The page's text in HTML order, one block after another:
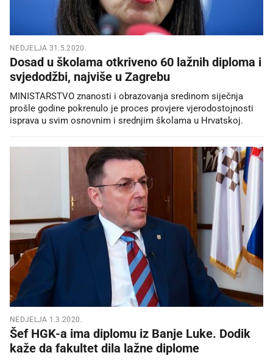
NEDJELJA 31.5.2020.
Dosad u školama otkriveno 60 lažnih diploma i
svjedodžbi, najviše u Zagrebu
MINISTARSTVO znanosti i obrazovanja sredinom siječnja
prošle godine pokrenulo je proces provjere vjerodostojnosti
isprava u svim osnovnim i srednjim školama u Hrvatskoj.
NEDJELJA 1.3.2020.
Šef HGK-a ima diplomu iz Banje Luke. Dodik
kaže da fakultet dila lažne diplome